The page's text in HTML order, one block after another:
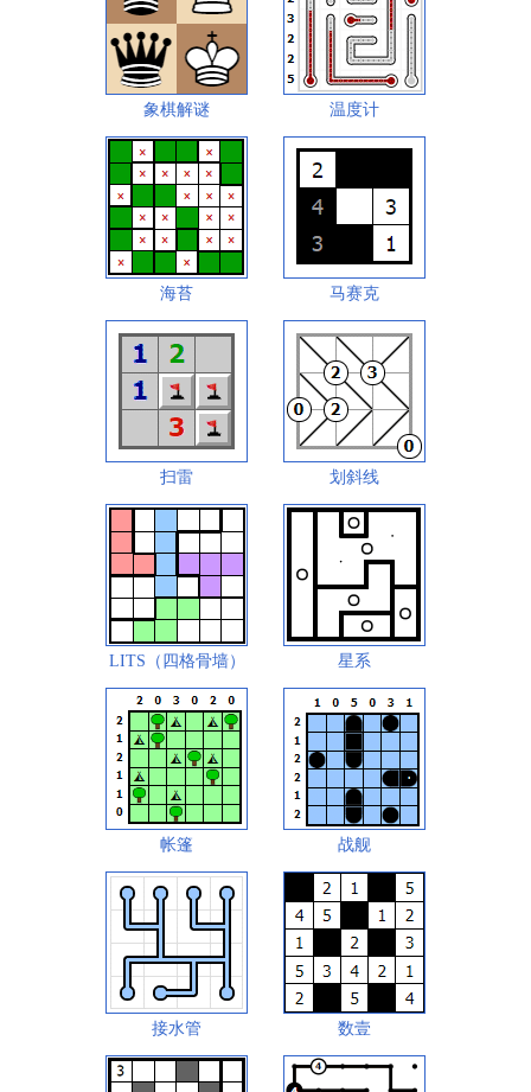
象棋解谜 温度计
海苔 马赛克
扫雷 划斜线
LITS（四格骨墙） 星系
帐篷 战舰
接水管 数壹